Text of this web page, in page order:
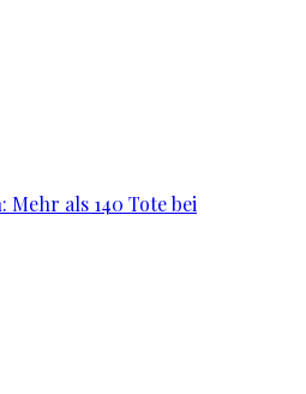
als 140 Tote bei